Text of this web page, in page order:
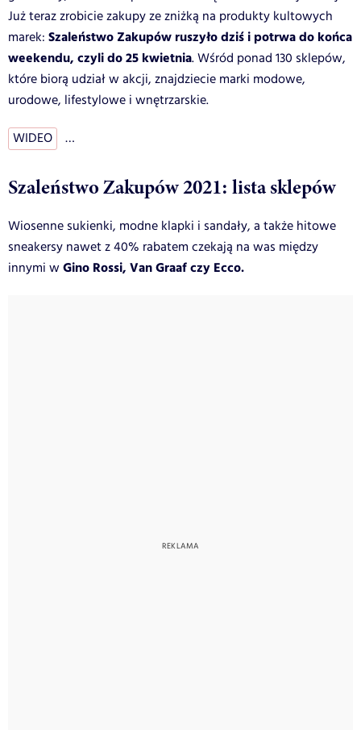
Już teraz zrobicie zakupy ze zniżką na produkty kultowych
marek: Szaleństwo Zakupów ruszyło dziś i potrwa do końca
weekendu, czyli do 25 kwietnia. Wśród ponad 130 sklepów,
które biorą udział w akcji, znajdziecie marki modowe,
urodowe, lifestylowe i wnętrzarskie.
WIDEO …
Szaleństwo Zakupów 2021: lista sklepów
Wiosenne sukienki, modne klapki i sandały, a także hitowe
sneakersy nawet z 40% rabatem czekają na was między
innymi w Gino Rossi, Van Graaf czy Ecco.